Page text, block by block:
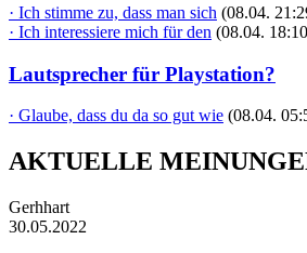
· Ich stimme zu, dass man sich (08.04.
· Ich interessiere mich für den (08.04.
Lautsprecher für Playstation?
· Glaube, dass du da so gut wie (08.04.
AKTUELLE
Gerhhart
30.05.2022